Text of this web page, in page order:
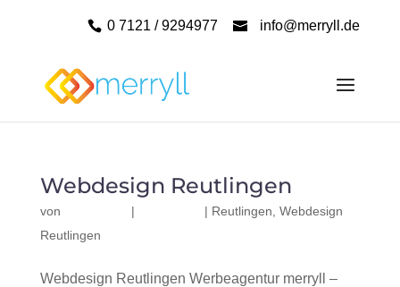
0 7121 / 9294977 info@merryll.de
Webdesign Reutlingen
von | | Reutlingen Webdesign
Reutlingen
Webdesign Reutlingen Werbeagentur merryll –